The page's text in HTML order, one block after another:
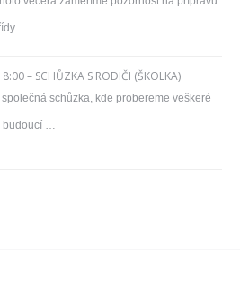
…
– SCHŮZKA S RODIČI (ŠKOLKA)
schůzka, kde probereme veškeré
…